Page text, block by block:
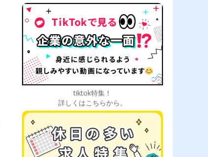
tiktok特集！
詳しくはこちらから。